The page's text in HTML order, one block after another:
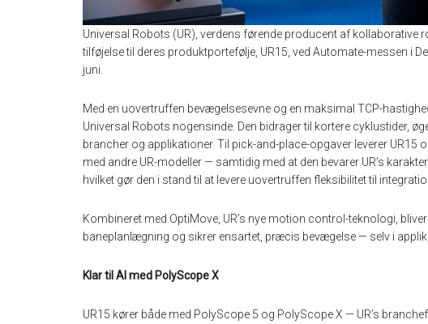
Universal Robots (UR), verdens førende producent af
tilføjelse til deres produktportefølje, UR15, ved Automate-messen i
juni.
Med en uovertruffen bevægelsesevne og en maksimal TCP-
Universal Robots nogensinde. Den bidrager til kortere cyklustider,
brancher og applikationer. Til pick-and-place-opgaver leverer
med andre UR-modeller — samtidig med at den bevarer UR’s
hvilket gør den i stand til at levere uovertruffen fleksibilitet til
Kombineret med OptiMove, UR’s nye motion control-teknologi,
baneplanlægning og sikrer ensartet, præcis bevægelse — selv i
Klar til AI med PolyScope X
UR15 kører både med PolyScope 5 og PolyScope X — UR’s